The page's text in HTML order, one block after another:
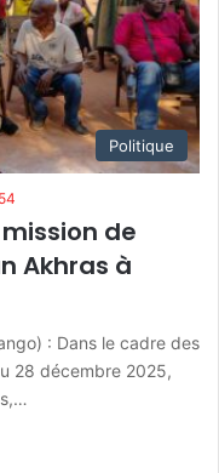
Politique
de
Akhras à
: Dans le cadre des
28 décembre 2025,